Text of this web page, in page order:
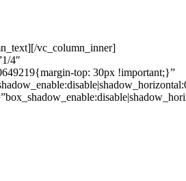
vc_column_inner]
4″
top: 30px !important;}”